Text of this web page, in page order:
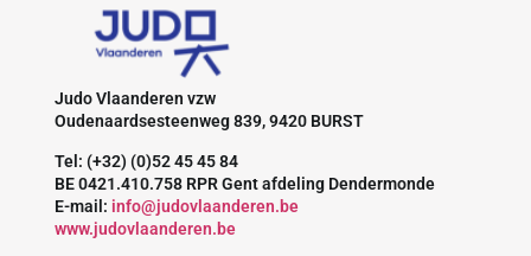
Judo Vlaanderen vzw
Oudenaardsesteenweg 839, 9420 BURST
Tel: (+32) (0)52 45 45 84
BE 0421.410.758 RPR Gent afdeling Dendermonde
E-mail: info@judovlaanderen.be
www.judovlaanderen.be